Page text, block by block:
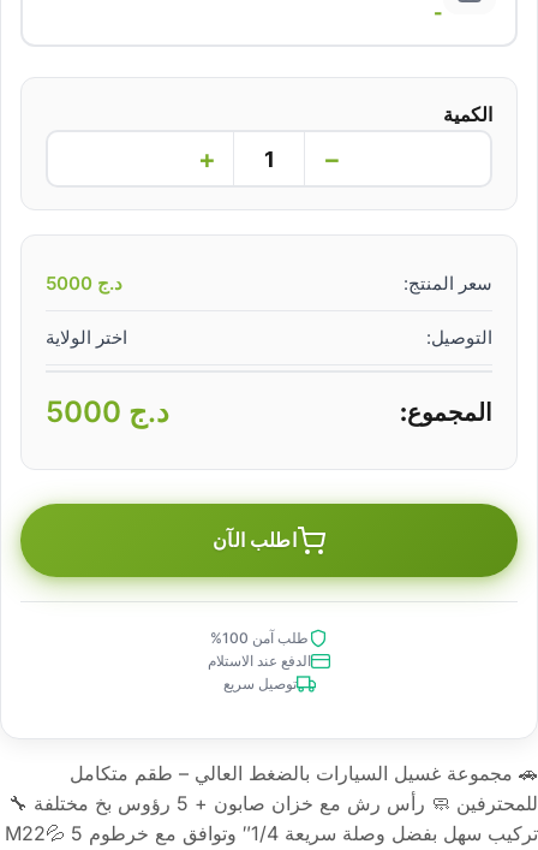
-
الكمية
−
+
سعر المنتج: د.ج
التوصيل: اختر الولاية
المجموع: د.ج
اطلب الآن
طلب آمن 100%
الدفع عند الاستلام
توصيل سريع
🚗 مجموعة غسيل السيارات بالضغط العالي – طقم متكامل
للمحترفين 🧼 رأس رش مع خزان صابون + 5 رؤوس بخ مختلفة 🔧
تركيب سهل بفضل وصلة سريعة 1/4″ وتوافق مع خرطوم M22💦 5